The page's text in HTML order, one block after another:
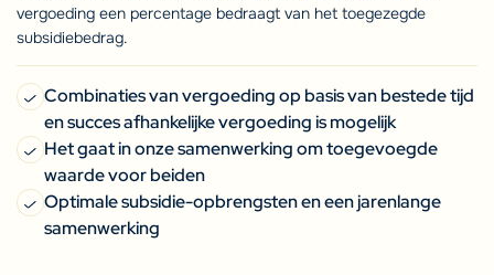
vergoeding een percentage bedraagt van het toegezegde
subsidiebedrag.
Combinaties van vergoeding op basis van bestede tijd
en succes afhankelijke vergoeding is mogelijk
Het gaat in onze samenwerking om toegevoegde
waarde voor beiden
Optimale subsidie-opbrengsten en een jarenlange
samenwerking